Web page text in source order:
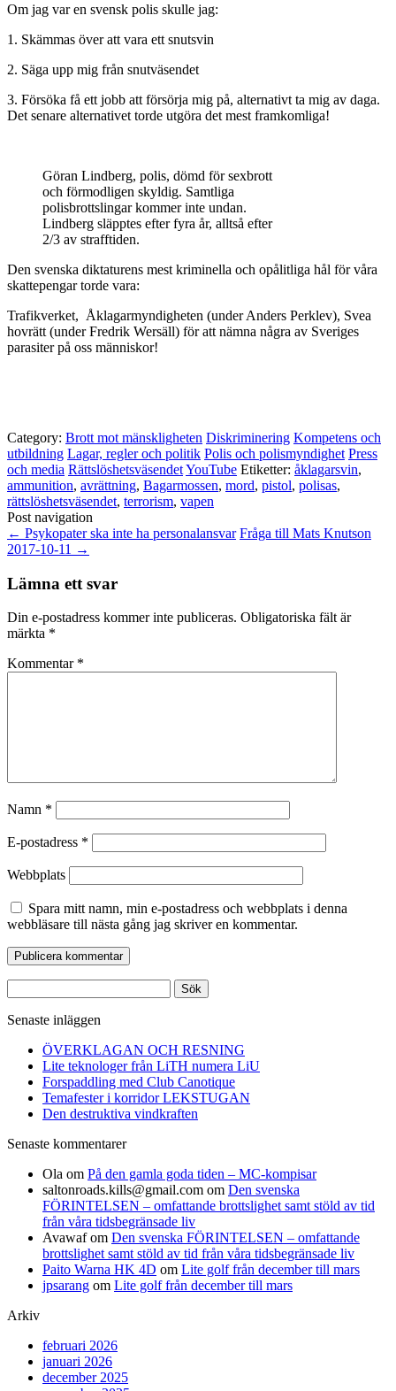
Om jag var en svensk polis skulle jag:
1. Skämmas över att vara ett snutsvin
2. Säga upp mig från snutväsendet
3. Försöka få ett jobb att försörja mig på, alternativt ta mig av daga.
Det senare alternativet torde utgöra det mest framkomliga!
Göran Lindberg, polis, dömd för sexbrott
och förmodligen skyldig. Samtliga
polisbrottslingar kommer inte undan.
Lindberg släpptes efter fyra år, alltså efter
2/3 av strafftiden.
Den svenska diktaturens mest kriminella och opålitliga hål för våra
skattepengar torde vara:
Trafikverket, Åklagarmyndigheten (under Anders Perklev), Svea
hovrätt (under Fredrik Wersäll) för att nämna några av Sveriges
parasiter på oss människor!
Category: Brott mot mänskligheten Diskriminering Kompetens och
utbildning Lagar, regler och politik Polis och polismyndighet Press
och media RättslöshetsväsendetYouTube Etiketter: åklagarsvin,
ammunition, avrättning, Bagarmossen, mord, pistol, polisas,
rättslöshetsväsendet, terrorism, vapen
Post navigation
← Psykopater ska inte ha personalansvar Fråga till Mats Knutson
2017-10-11 →
Lämna ett svar
Din e-postadress kommer inte publiceras. Obligatoriska fält är
märkta *
Kommentar *
Namn *
E-postadress *
Webbplats
Spara mitt namn, min e-postadress och webbplats i denna
webbläsare till nästa gång jag skriver en kommentar.
efter:
Senaste inläggen
ÖVERKLAGAN OCH RESNING
Lite teknologer från LiTH numera LiU
Forspaddling med Club Canotique
Temafester i korridor LEKSTUGAN
Den destruktiva vindkraften
Senaste kommentarer
Ola om På den gamla goda tiden – MC-kompisar
saltonroads.kills@gmail.com om Den svenska
FÖRINTELSEN – omfattande brottslighet samt stöld av tid
från våra tidsbegränsade liv
Avawafom Den svenska FÖRINTELSEN – omfattande
brottslighet samt stöld av tid från våra tidsbegränsade liv
Paito Warna HK 4D om Lite golf från december till mars
jpsarang om Lite golf från december till mars
Arkiv
februari 2026
januari 2026
december 2025